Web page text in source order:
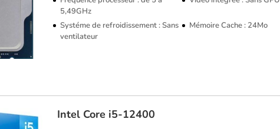
5,49GHz
Systéme de refroidissement : Sans
ventilateur
Mémoire Cache : 24Mo
Intel Core i5-12400